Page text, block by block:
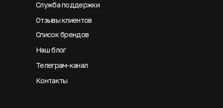
Служба поддержки
Отзывы клиентов
Список брендов
Наш блог
Телеграм-канал
Контакты